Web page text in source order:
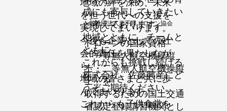
成にも寄与していきたい
と考えております。
地域とともに、チームと
ともに、
これからも挑戦し続ける
株式会社 佐藤興産にど
うぞご期待ください。
を担う世代への支援を
実現してまいります。
今後も企業としての社
会的責任を果たしなが
ら、
地域の皆さまと共に歩
んでまいります。
これからも子供食堂を
​一般社団法人岩手県ドローン協会
ドローンの国家資格
「一等無人航空機操縦
士・二等無人航空機操縦
士」を
取得するための国土交通
省認定登録講習機関とし